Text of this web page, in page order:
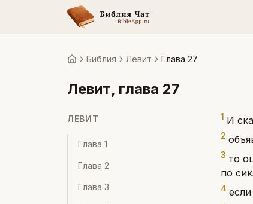
ГлавнаяБиблия Левит Глава 27
Левит, глава 27
ЛЕВИТ
Глава 1
Глава 2
Глава 3
1 И
2
3 то
по
4